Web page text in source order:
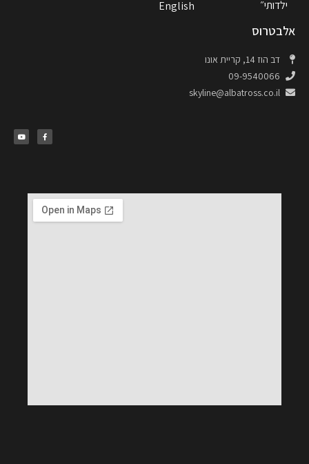
ילדותי״
English
אלבטרוס
דב הוז 14, קריית אונו
09-9540066
skyline@albatross.co.il